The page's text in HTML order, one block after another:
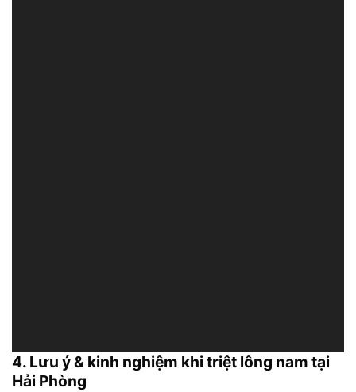
4. Lưu ý & kinh nghiệm khi triệt lông nam tại
Hải Phòng